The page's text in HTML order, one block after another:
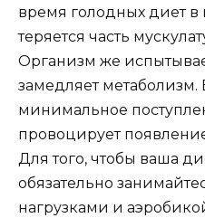
время голодных диет
теряется часть
Организм же
замедляет метаболизм.
минимальное
провоцирует
Для того, чтобы ваша
обязательно
нагрузками и